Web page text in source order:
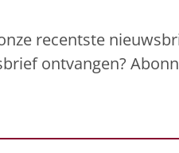
recentste
ontvangen?